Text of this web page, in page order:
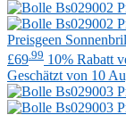
Preisgeen
£69 .99 10% Rabatt
Geschätzt von 10